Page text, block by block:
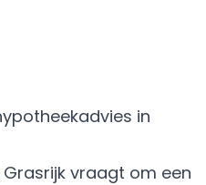
in
vraagt om een